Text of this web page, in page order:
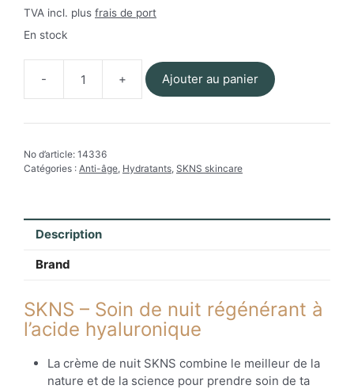
TVA incl. plus frais de port
En stock
quantité
de
SKNS
de
Ajouter au panier
No d’article: 14336
Catégories : Anti-âge, Hydratants, SKNS skincare
Description
Brand
SKNS – Soin de nuit régénérant à
l’acide hyaluronique
La crème de nuit SKNS combine le meilleur de la
nature et de la science pour prendre soin de ta